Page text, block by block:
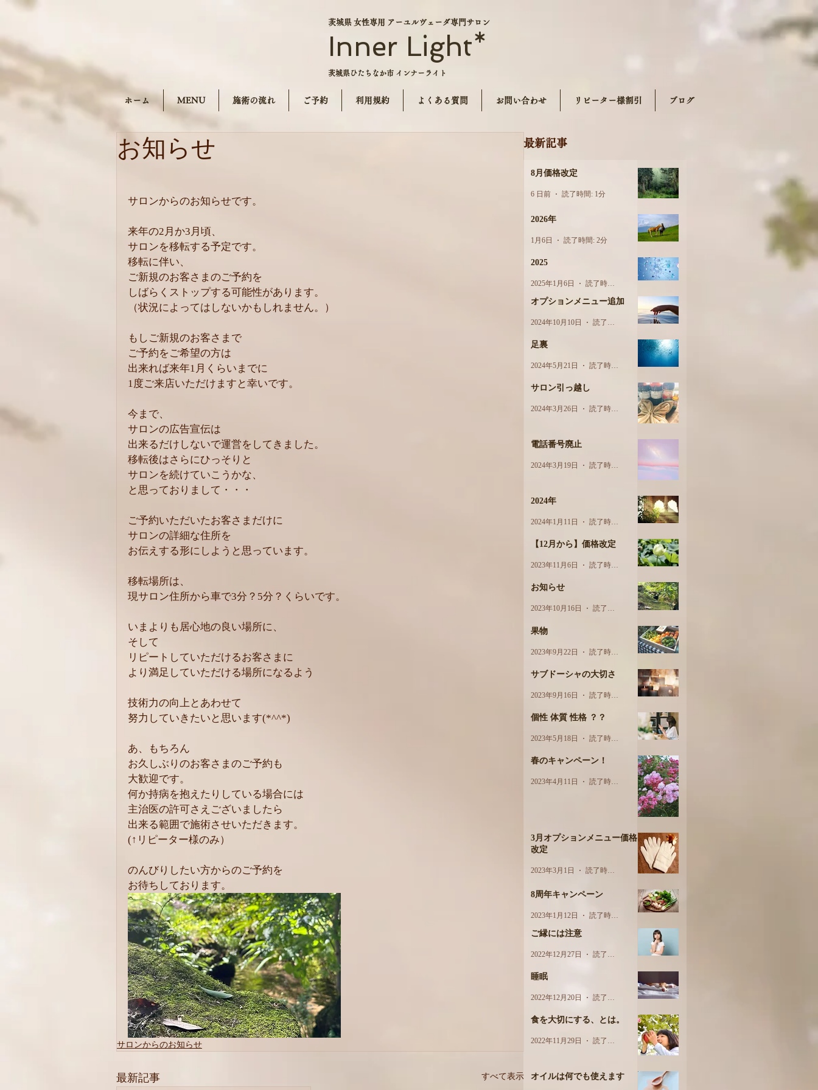
茨城県 女性専用 アーユルヴェーダ専門サロン
Inner Light*
茨城県ひたちなか市 インナーライト
ホーム MENU 施術の流れ ご予約 利用規約 よくある質問 お問い合わせ リピーター様割引 ブログ
お知らせ
サロンからのお知らせです。
来年の2月か3月頃、
サロンを移転する予定です。
移転に伴い、
ご新規のお客さまのご予約を
しばらくストップする可能性があります。
（状況によってはしないかもしれません。）
もしご新規のお客さまで
ご予約をご希望の方は
出来れば来年1月くらいまでに
1度ご来店いただけますと幸いです。
今まで、
サロンの広告宣伝は
出来るだけしないで運営をしてきました。
移転後はさらにひっそりと
サロンを続けていこうかな、
と思っておりまして・・・
ご予約いただいたお客さまだけに
サロンの詳細な住所を
お伝えする形にしようと思っています。
移転場所は、
現サロン住所から車で3分？5分？くらいです。
いまよりも居心地の良い場所に、
そして
リピートしていただけるお客さまに
より満足していただける場所になるよう
技術力の向上とあわせて
努力していきたいと思います(*^^*)
あ、もちろん
お久しぶりのお客さまのご予約も
大歓迎です。
何か持病を抱えたりしている場合には
主治医の許可さえございましたら
出来る範囲で施術させいただきます。
(↑リピーター様のみ）
のんびりしたい方からのご予約を
お待ちしております。
サロンからのお知らせ
最新記事 すべて表示
最新記事
8月価格改定
6 日前 読了時間: 1分
2026年
1月6日 読了時間: 2分
2025
2025年1月6日
オプションメニュー追加
2024年10月10日
足裏
2024年5月21日
サロン引っ越し
2024年3月26日
電話番号廃止
2024年3月19日
2024年
2024年1月11日
【12月から】価格改定
2023年11月6日
お知らせ
2023年10月16日
果物
2023年9月22日
サブドーシャの大切さ
2023年9月16日
個性 体質 性格 ？？
2023年5月18日
春のキャンペーン！
2023年4月11日
3月オプションメニュー価格
改定
2023年3月1日
8周年キャンペーン
2023年1月12日
ご縁には注意
2022年12月27日
睡眠
2022年12月20日
食を大切にする、とは。
2022年11月29日
オイルは何でも使えます